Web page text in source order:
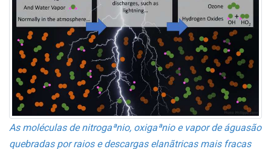
As moléculas de nitrogaªnio, oxigaªnio e vapor de águasão
quebradas por raios e descargas elanãtricas mais fracas